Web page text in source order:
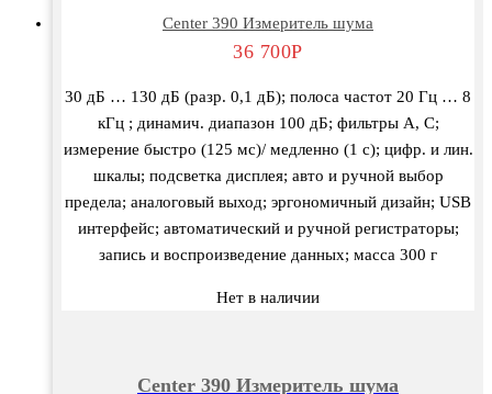
Center 390 Измеритель шума
36 700Р
30 дБ … 130 дБ (разр. 0,1 дБ); полоса частот 20 Гц … 8
кГц ; динамич. диапазон 100 дБ; фильтры А, С;
измерение быстро (125 мс)/ медленно (1 с); цифр. и лин.
шкалы; подсветка дисплея; авто и ручной выбор
предела; аналоговый выход; эргономичный дизайн; USB
интерфейс; автоматический и ручной регистраторы;
запись и воспроизведение данных; масса 300 г
Нет в наличии
Center 390 Измеритель шума